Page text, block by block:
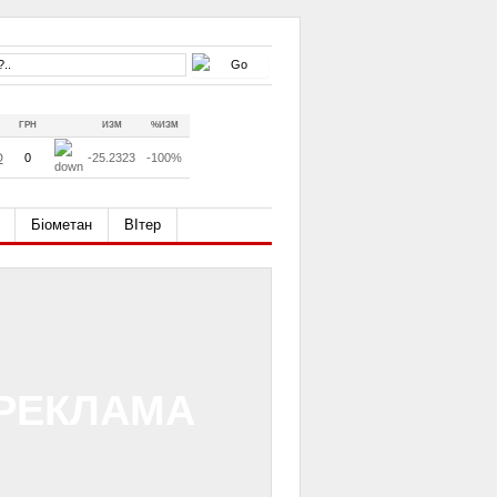
ГРН ИЗМ %ИЗМ
0 -25.2323 -100%
Біометан ВІтер